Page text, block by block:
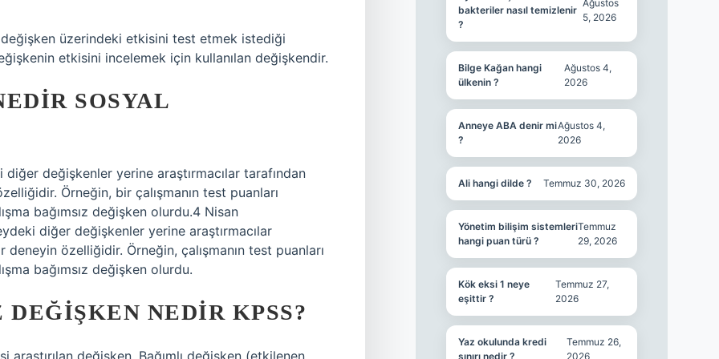
değişken üzerindeki etkisini test etmek istediği
etkisini incelemek için kullanılan değişkendir.
SOSYAL
değişkenler yerine araştırmacılar tarafından
Örneğin, bir çalışmanın test puanları
bağımsız değişken olurdu.4 Nisan
diğer değişkenler yerine araştırmacılar
özelliğidir. Örneğin, çalışmanın test puanları
bağımsız değişken olurdu.
NEDIR KPSS?
araştırılan değişken. Bağımlı değişken (etkilenen
bakteriler nasıl temizlenir
?
Ağustos
5, 2026
Bilge Kağan hangi
ülkenin ?
Ağustos 4,
2026
Anneye ABA denir mi
?
Ağustos 4,
2026
Ali hangi dilde ? Temmuz 30, 2026
Yönetim bilişim sistemleri
hangi puan türü ?
Temmuz
29, 2026
Kök eksi 1 neye
eşittir ?
Temmuz 27,
2026
Yaz okulunda kredi
sınırı nedir ?
Temmuz 26,
2026